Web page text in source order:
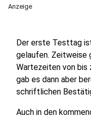
Anzeige
Der erste Testtag
gelaufen. Zeitweise
Wartezeiten von bis
gab es dann aber
schriftlichen
Auch in den